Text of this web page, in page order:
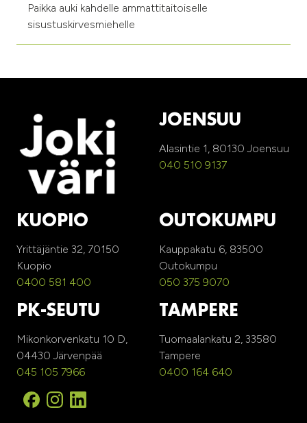
Paikka auki kahdelle ammattitaitoiselle
sisustuskirvesmiehelle
JOENSUU
Alasintie 1, 80130 Joensuu
040 510 9137
KUOPIO
Yrittäjäntie 32, 70150
Kuopio
0400 581 400
OUTOKUMPU
Kauppakatu 6, 83500
Outokumpu
050 375 9070
PK-SEUTU
Mikonkorvenkatu 10 D,
04430 Järvenpää
045 105 7966
TAMPERE
Tuomaalankatu 2, 33580
Tampere
0400 164 640